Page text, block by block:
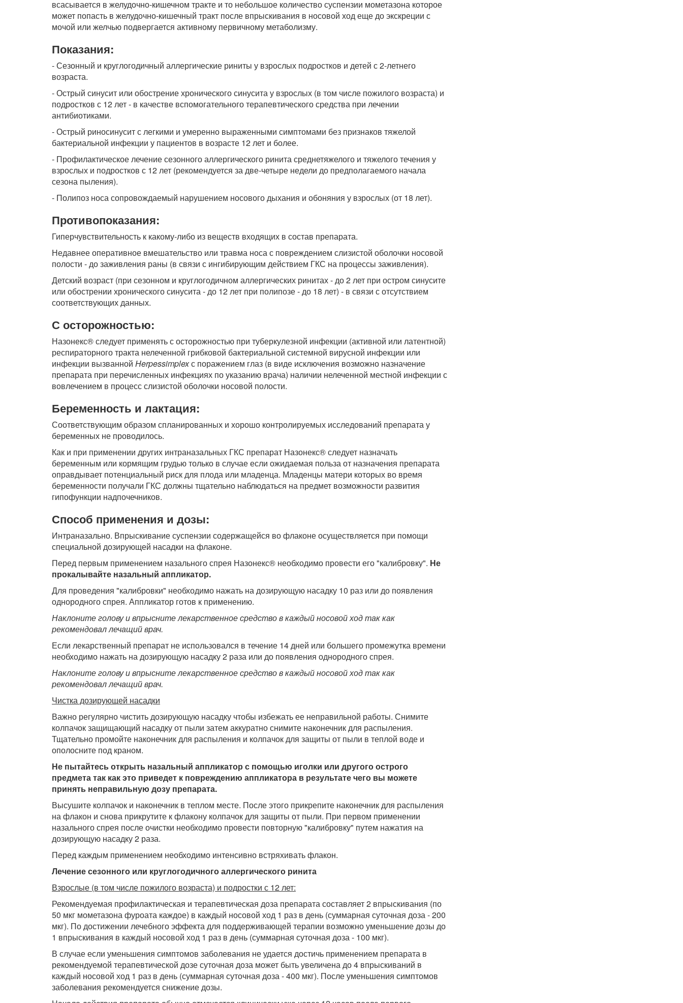
всасывается в желудочно-кишечном тракте и то небольшое количество суспензии мометазона которое
может попасть в желудочно-кишечный тракт после впрыскивания в носовой ход еще до экскреции с
мочой или желчью подвергается активному первичному метаболизму.
Показания:
- Сезонный и круглогодичный аллергические риниты у взрослых подростков и детей с 2-летнего
возраста.
- Острый синусит или обострение хронического синусита у взрослых (в том числе пожилого возраста) и
подростков с 12 лет - в качестве вспомогательного терапевтического средства при лечении
антибиотиками.
- Острый риносинусит с легкими и умеренно выраженными симптомами без признаков тяжелой
бактериальной инфекции у пациентов в возрасте 12 лет и более.
- Профилактическое лечение сезонного аллергического ринита среднетяжелого и тяжелого течения у
взрослых и подростков с 12 лет (рекомендуется за две-четыре недели до предполагаемого начала
сезона пыления).
- Полипоз носа сопровождаемый нарушением носового дыхания и обоняния у взрослых (от 18 лет).
Противопоказания:
Гиперчувствительность к какому-либо из веществ входящих в состав препарата.
Недавнее оперативное вмешательство или травма носа с повреждением слизистой оболочки носовой
полости - до заживления раны (в связи с ингибирующим действием ГКС на процессы заживления).
Детский возраст (при сезонном и круглогодичном аллергических ринитах - до 2 лет при остром синусите
или обострении хронического синусита - до 12 лет при полипозе - до 18 лет) - в связи с отсутствием
соответствующих данных.
С осторожностью:
Назонекс® следует применять с осторожностью при туберкулезной инфекции (активной или латентной)
респираторного тракта нелеченной грибковой бактериальной системной вирусной инфекции или
инфекции вызванной Herpessimplexс поражением глаз (в виде исключения возможно назначение
препарата при перечисленных инфекциях по указанию врача) наличии нелеченной местной инфекции с
вовлечением в процесс слизистой оболочки носовой полости.
Беременность и лактация:
Соответствующим образом спланированных и хорошо контролируемых исследований препарата у
беременных не проводилось.
Как и при применении других интраназальных ГКС препарат Назонекс® следует назначать
беременным или кормящим грудью только в случае если ожидаемая польза от назначения препарата
оправдывает потенциальный риск для плода или младенца. Младенцы матери которых во время
беременности получали ГКС должны тщательно наблюдаться на предмет возможности развития
гипофункции надпочечников.
Способ применения и дозы:
Интраназально. Впрыскивание суспензии содержащейся во флаконе осуществляется при помощи
специальной дозирующей насадки на флаконе.
Перед первым применением назального спрея Назонекс® необходимо провести его "калибровку". Не
прокалывайте назальный аппликатор.
Для проведения "калибровки" необходимо нажать на дозирующую насадку 10 раз или до появления
однородного спрея. Аппликатор готов к применению.
Наклоните голову и впрысните лекарственное средство в каждый носовой ход так как
рекомендовал лечащий врач.
Если лекарственный препарат не использовался в течение 14 дней или большего промежутка времени
необходимо нажать на дозирующую насадку 2 раза или до появления однородного спрея.
Наклоните голову и впрысните лекарственное средство в каждый носовой ход так как
рекомендовал лечащий врач.
Чистка дозирующей насадки
Важно регулярно чистить дозирующую насадку чтобы избежать ее неправильной работы. Снимите
колпачок защищающий насадку от пыли затем аккуратно снимите наконечник для распыления.
Тщательно промойте наконечник для распыления и колпачок для защиты от пыли в теплой воде и
ополосните под краном.
Не пытайтесь открыть назальный аппликатор с помощью иголки или другого острого
предмета так как это приведет к повреждению аппликатора в результате чего вы можете
принять неправильную дозу препарата.
Высушите колпачок и наконечник в теплом месте. После этого прикрепите наконечник для распыления
на флакон и снова прикрутите к флакону колпачок для защиты от пыли. При первом применении
назального спрея после очистки необходимо провести повторную "калибровку" путем нажатия на
дозирующую насадку 2 раза.
Перед каждым применением необходимо интенсивно встряхивать флакон.
Лечение сезонного или круглогодичного аллергического ринита
Взрослые (в том числе пожилого возраста) и подростки с 12 лет:
Рекомендуемая профилактическая и терапевтическая доза препарата составляет 2 впрыскивания (по
50 мкг мометазона фуроата каждое) в каждый носовой ход 1 раз в день (суммарная суточная доза - 200
мкг). По достижении лечебного эффекта для поддерживающей терапии возможно уменьшение дозы до
1 впрыскивания в каждый носовой ход 1 раз в день (суммарная суточная доза - 100 мкг).
В случае если уменьшения симптомов заболевания не удается достичь применением препарата в
рекомендуемой терапевтической дозе суточная доза может быть увеличена до 4 впрыскиваний в
каждый носовой ход 1 раз в день (суммарная суточная доза - 400 мкг). После уменьшения симптомов
заболевания рекомендуется снижение дозы.